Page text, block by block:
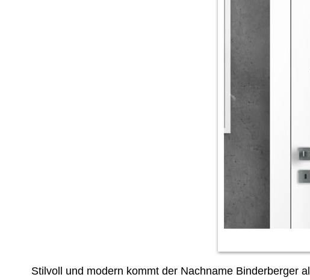
Stilvoll und modern kommt der Nachname Binderberger